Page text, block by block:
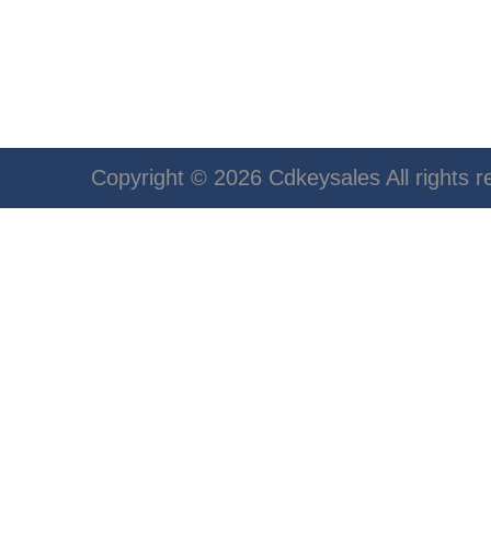
Copyright © 2026 Cdkeysales All rights